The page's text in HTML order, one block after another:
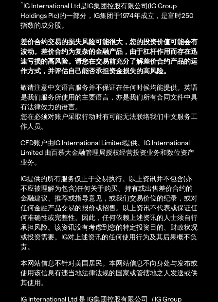
^IG International Ltd是IG集团控股有限公司(IG Group
Holdings Plc)的一部分，IG集团于1974年成立，是富时250
指数的成分股。
差价合约交易的损失风险可能很大，您的投资价值可能会有
波动。差价合约为复杂的金融产品，由于杠杆作用而存在迅
速亏损的高风险。请您在交易前充分了解差价合约产品的运
作方式，并评估自己能否承担资金损失的高风险。
敬请注意中文语言服务并不保证在任何时候均能提供。英语
是我们服务所使用的主要语言，亦是我们所有合同文件中具
有法律效力的语言。
您在必须对账户采取行动时有可能无法联络我们中文服务工
作人员。
CFD账户由IG International Limited提供。IG International
Limited 由百慕大金融管理局授权经营投资业务和数位资产
业务。
IG提供的所有服务仅止于交易执行。以上资讯并不包含(亦
不应被理解为包含)任何关于购买、持有或出售差价合约的
金融建议、推荐或指导意见，或我们交易价位的纪录，或对
任何金融产品交易的报价或招售。以上资讯不代表或保证任
何准确性或完整性。因此，任何依赖上述资讯的人士须自行
承担风险。该资讯没有考虑到您的特定投资目的、财政状况
或投资需要。IG对上述资讯的任何使用行为及其后果概不负
责。
本网站信息不针对美国居民。本网站信息不向身处与发布或
使用该信息有违当地法律法规的国家或管辖地之人发送或供
其使用。
IG International Ltd 是 IG集团控股有限公司（IG Group